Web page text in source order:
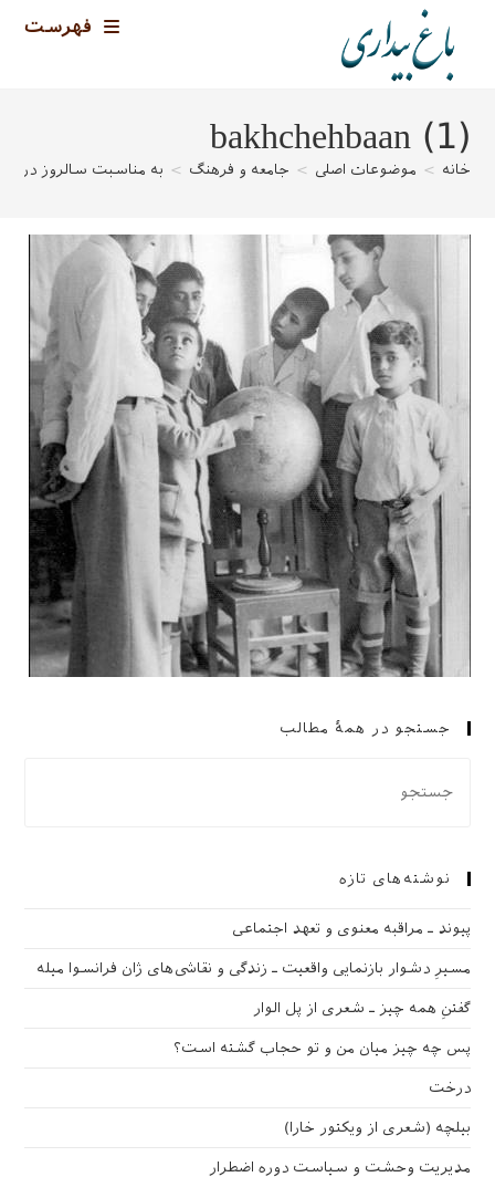
فهرست
bakhchehbaan (1)
خانه > موضوعات اصلی > جامعه و فرهنگ > به مناسبت سالروز
جستجو در همهٔ مطالب
نوشته‌های تازه
پیوند ـ مراقبه‌ معنوی و تعهد اجتماعی
مسیرِ دشوار بازنمایی واقعیت ـ زندگی و نقاشی‌های ژان فرانسوا میله
گفتنِ همه چیز ـ شعری از پل الوار
پس چه چیز میان من و تو حجاب گشته است؟
درخت
بیلچه (شعری از ویکتور خارا)
مدیریت وحشت و سیاست دوره اضطرار